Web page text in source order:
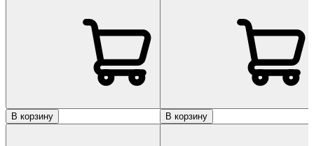
В корзину В корзину